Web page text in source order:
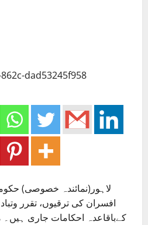
لاہور(نمائندہ خصوصی)
افسران کی ترقیوں، تقرر